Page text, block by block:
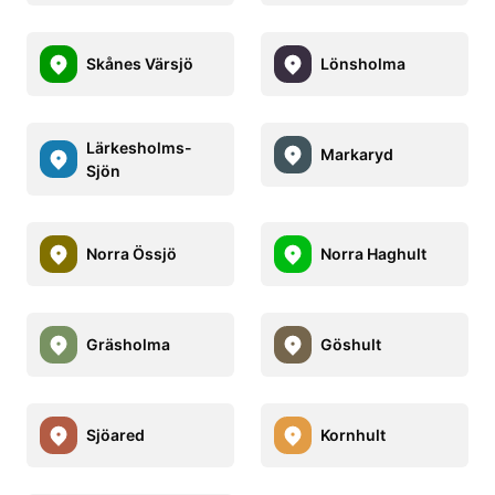
Skånes Värsjö Lönsholma
Lärkesholms-
Sjön
Markaryd
Norra Össjö Norra Haghult
Gräsholma Göshult
Sjöared Kornhult